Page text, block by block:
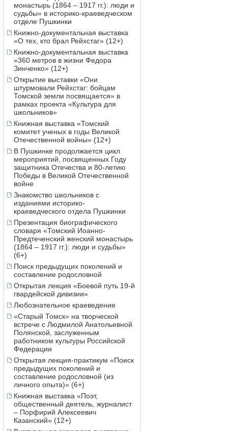
монастырь (1864 – 1917 гг.): люди и
судьбы» в историко-краеведческом
отделе Пушкинки
Книжно-документальная выставка
«О тех, кто брал Рейхстаг» (12+)
Книжно-документальная выставка
«360 метров в жизни Федора
Зинченко» (12+)
Открытие выставки «Они
штурмовали Рейхстаг: бойцам
Томской земли посвящается» в
рамках проекта «Культура для
школьников»
Книжная выставка «Томский
комитет ученых в годы Великой
Отечественной войны» (12+)
В Пушкинке продолжается цикл
мероприятий, посвященных Году
защитника Отечества и 80-летию
Победы в Великой Отечественной
войне
Знакомство школьников с
изданиями историко-
краеведческого отдела Пушкинки
Презентация биографического
словаря «Томский Иоанно-
Предтеченский женский монастырь
(1864 – 1917 гг.): люди и судьбы»
(6+)
Поиск предыдущих поколений и
составление родословной
Открытая лекция «Боевой путь 19-й
гвардейской дивизии»
Любознательное краеведение
«Старый Томск» на творческой
встрече с Людмилой Анатольевной
Полянской, заслуженным
работником культуры Российской
Федерации
Открытая лекция-практикум «Поиск
предыдущих поколений и
составление родословной (из
личного опыта)» (6+)
Книжная выставка «Поэт,
общественный деятель, журналист
– Порфирий Алексеевич
Казанский» (12+)